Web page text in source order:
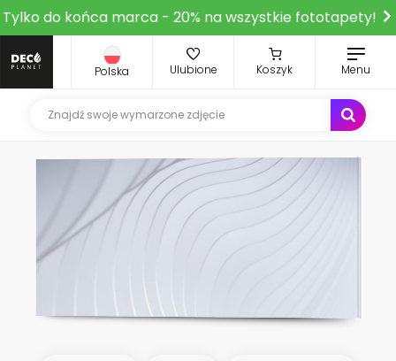
Tylko do końca marca - 20% na wszystkie fototapety!
Polska Ulubione Koszyk Menu